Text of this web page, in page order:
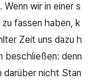
wir in einer s
fassen haben, k
Zeit uns dazu h
beschließen: denn
darüber nicht Stan